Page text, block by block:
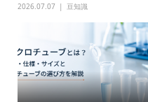
2026.07.07 豆知識